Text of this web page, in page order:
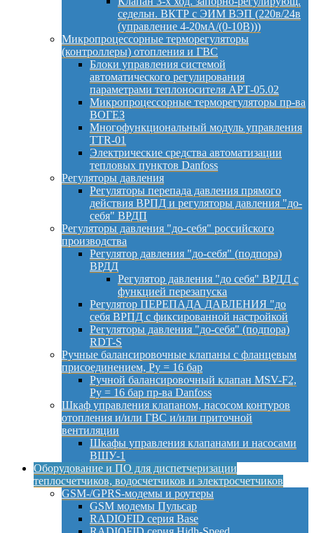
седельн. ВКТР с ЭИМ ВЭП (220в/24в
(управление 4-20мА/(0-10В)))
Микропроцессорные терморегуляторы
(контроллеры) отопления и ГВС
Блоки управления системой
автоматического регулирования
параметрами теплоносителя АРТ-05.02
Микропроцессорные терморегуляторы пр-ва
ВОГЕЗ
Многофункциональный модуль управления
TTR-01
Электрические средства автоматизации
тепловых пунктов Danfoss
Регуляторы давления
Регуляторы перепада давления прямого
действия ВРПД и регуляторы давления "до-
себя" ВРДП
Регуляторы давления "до-себя" российского
производства
Регулятор давления "до-себя" (подпора)
ВРДД
Регулятор давления "до себя" ВРДД с
функцией перезапуска
Регулятор ПЕРЕПАДА ДАВЛЕНИЯ "до
себя ВРПД с фиксированной настройкой
Регуляторы давления "до-себя" (подпора)
RDT-S
Ручные балансировочные клапаны с фланцевым
присоединением, Py = 16 бар
Ручной балансировочный клапан MSV-F2,
Py = 16 бар пр-ва Danfoss
Шкаф управления клапаном, насосом контуров
отопления и/или ГВС и/или приточной
вентиляции
Шкафы управления клапанами и насосами
ВШУ-1
Оборудование и ПО для диспетчеризации
теплосчетчиков, водосчетчиков и электросчетчиков
GSM-/GPRS-модемы и роутеры
GSM модемы Пульсар
RADIOFID серия Base